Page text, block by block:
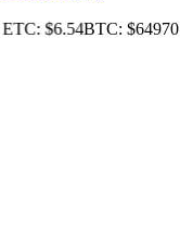
ETC:$6.54BTC:$64970